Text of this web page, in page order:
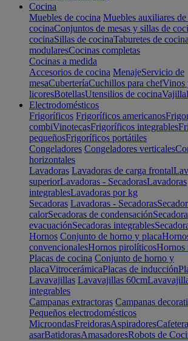
Cocina
Muebles de cocina Muebles auxiliares de
cocinaConjuntos de mesas y sillas de
cocinaSillas de cocinaTaburetes de cocina
modularesCocinas completas
Cocinas a medida
Accesorios de cocina MenajeServicio de
mesaCuberteríaCuchillos para chefVinos
licoresBotellasUtensilios de cocinaVajilla
Electrodomésticos
Frigoríficos Frigoríficos americanos
combiVinotecasFrigoríficos integrables
pequeñosFrigoríficos portátiles
Congeladores Congeladores verticales
horizontales
Lavadoras Lavadoras de carga frontal
superiorLavadoras - SecadorasLavadoras
integrablesLavadoras por kg
Secadoras Lavadoras - Secadoras
calorSecadoras de condensación
evacuaciónSecadoras integrables
Hornos Conjunto de horno y placa
convencionalesHornos pirolíticosHornos
Placas de cocina Conjunto de horno y
placaVitrocerámicaPlacas de inducción
Lavavajillas Lavavajillas 60cm
integrables
Campanas extractoras Campanas
Pequeños electrodomésticos
MicroondasFreidorasAspiradores
asarBatidorasAmasadoresRobots de